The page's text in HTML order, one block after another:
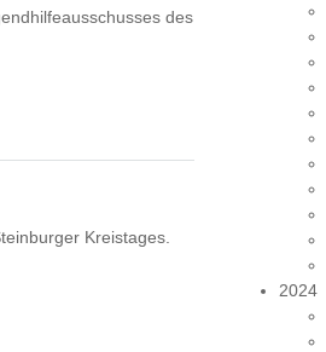
des
Kreistages.
2024